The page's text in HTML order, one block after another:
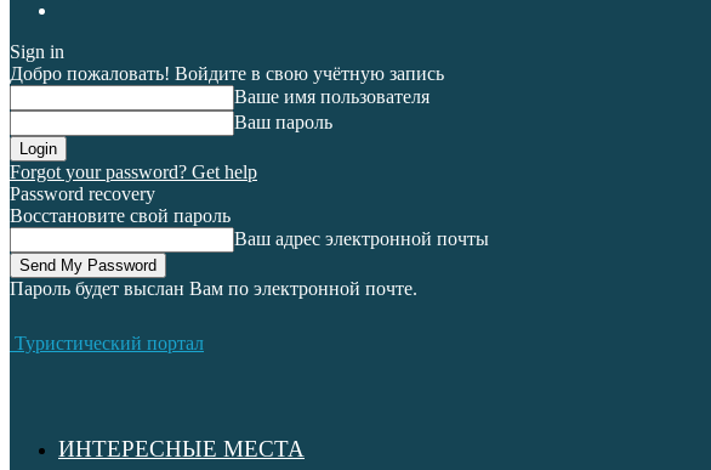
Sign in
Добро пожаловать! Войдите в свою учётную запись
Ваше имя пользователя
Ваш пароль
Forgot your password? Get help
Password recovery
Восстановите свой пароль
Ваш адрес электронной почты
Пароль будет выслан Вам по электронной почте.
Туристический портал
ИНТЕРЕСНЫЕ МЕСТА